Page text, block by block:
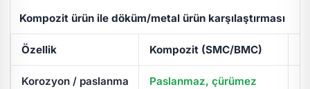
Kompozit ürün ile döküm/metal ürün karşılaştırması
Özellik Kompozit (SMC/BMC)
Korozyon / paslanma Paslanmaz, çürümez